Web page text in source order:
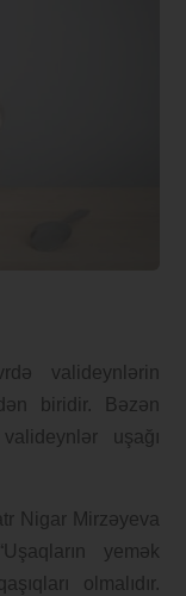
valideynlərin
biridir. Bəzən
uşağı
Nigar Mirzəyeva
yemək
olmalıdır.